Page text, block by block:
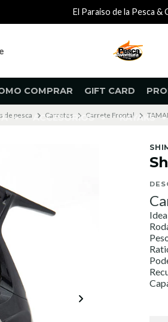
COMPRAR GIFT CARD
ACCESORIOS KAYAKS
El Paraiso de la Pesca &
de pesca Carretes Carrete Frontal